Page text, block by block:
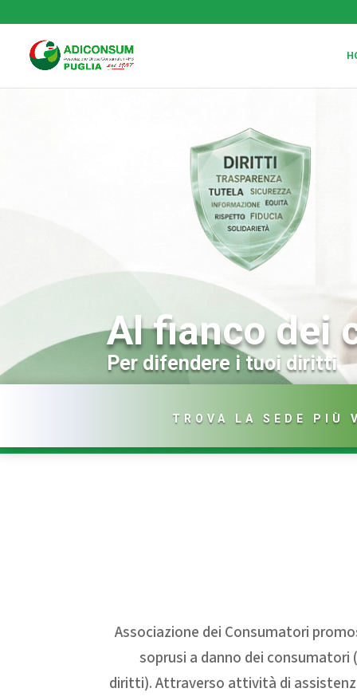
Al fianco dei
Per difendere i tuoi diritti
TROVA LA SEDE PIÙ
Associazione dei Consumatori
soprusi a danno dei
diritti). Attraverso attività di